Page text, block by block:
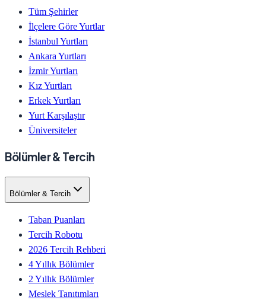
Tüm Şehirler
İlçelere Göre Yurtlar
İstanbul Yurtları
Ankara Yurtları
İzmir Yurtları
Kız Yurtları
Erkek Yurtları
Yurt Karşılaştır
Üniversiteler
Bölümler & Tercih
Bölümler & Tercih
Taban Puanları
Tercih Robotu
2026 Tercih Rehberi
4 Yıllık Bölümler
2 Yıllık Bölümler
Meslek Tanıtımları